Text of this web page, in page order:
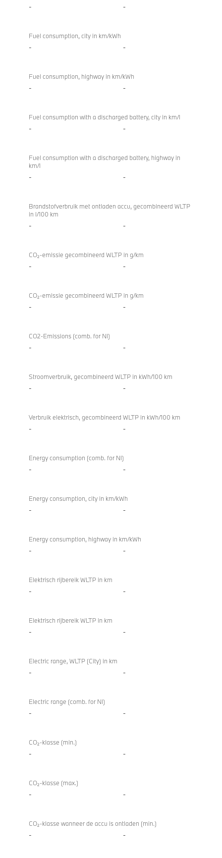
- -
Fuel consumption, city in km/kWh
- -
Fuel consumption, highway in km/kWh
- -
Fuel consumption with a discharged battery, city in km/l
- -
Fuel consumption with a discharged battery, highway in
km/l
- -
Brandstofverbruik met ontladen accu, gecombineerd WLTP
in l/100 km
- -
CO₂-emissie gecombineerd WLTP in g/km
- -
CO₂-emissie gecombineerd WLTP in g/km
- -
CO2-Emissions (comb. for NI)
- -
Stroomverbruik, gecombineerd WLTP in kWh/100 km
- -
Verbruik elektrisch, gecombineerd WLTP in kWh/100 km
- -
Energy consumption (comb. for NI)
- -
Energy consumption, city in km/kWh
- -
Energy consumption, highway in km/kWh
- -
Elektrisch rijbereik WLTP in km
- -
Elektrisch rijbereik WLTP in km
- -
Electric range, WLTP (City) in km
- -
Electric range (comb. for NI)
- -
CO₂-klasse (min.)
- -
CO₂-klasse (max.)
- -
CO₂-klasse wanneer de accu is ontladen (min.)
- -